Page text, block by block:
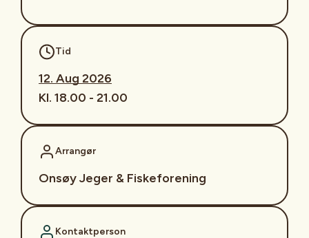
Tid
12. Aug 2026
Kl. 18.00 - 21.00
Arrangør
Onsøy Jeger & Fiskeforening
Kontaktperson